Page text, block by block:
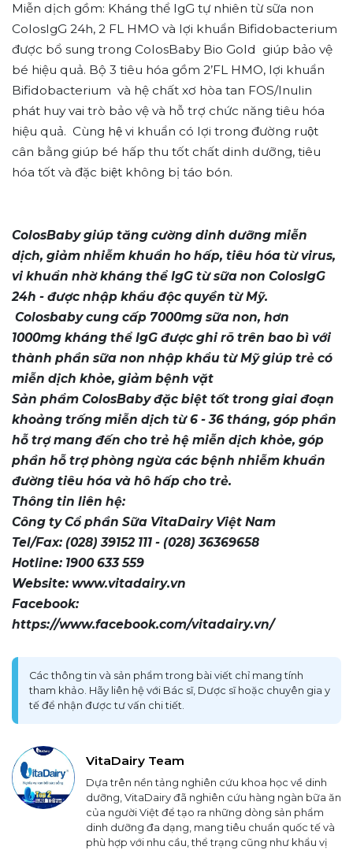
Miễn dịch gồm: Kháng thể IgG tự nhiên từ sữa non
ColosIgG 24h, 2 FL HMO và lợi khuẩn Bifidobacterium
được bổ sung trong ColosBaby Bio Gold giúp bảo vệ
bé hiệu quả. Bộ 3 tiêu hóa gồm 2’FL HMO, lợi khuẩn
Bifidobacterium và hệ chất xơ hòa tan FOS/Inulin
phát huy vai trò bảo vệ và hỗ trợ chức năng tiêu hóa
hiệu quả. Cùng hệ vi khuẩn có lợi trong đường ruột
cân bằng giúp bé hấp thu tốt chất dinh dưỡng, tiêu
hóa tốt và đặc biệt không bị táo bón.
ColosBaby giúp tăng cường dinh dưỡng miễn
dịch, giảm nhiễm khuẩn ho hấp, tiêu hóa từ virus,
vi khuẩn nhờ kháng thể IgG từ sữa non ColosIgG
24h - được nhập khẩu độc quyền từ Mỹ.
Colosbaby cung cấp 7000mg sữa non, hơn
1000mg kháng thể IgG được ghi rõ trên bao bì với
thành phần sữa non nhập khẩu từ Mỹ giúp trẻ có
miễn dịch khỏe, giảm bệnh vặt
Sản phẩm ColosBaby đặc biệt tốt trong giai đoạn
khoảng trống miễn dịch từ 6 - 36 tháng, góp phần
hỗ trợ mang đến cho trẻ hệ miễn dịch khỏe, góp
phần hỗ trợ phòng ngừa các bệnh nhiễm khuẩn
đường tiêu hóa và hô hấp cho trẻ.
Thông tin liên hệ:
Công ty Cổ phần Sữa VitaDairy Việt Nam
Tel/Fax: (028) 39152 111 - (028) 36369658
Hotline: 1900 633 559
Website: www.vitadairy.vn
Facebook:
https://www.facebook.com/vitadairy.vn/
Các thông tin và sản phẩm trong bài viết chỉ mang tính
tham khảo. Hãy liên hệ với Bác sĩ, Dược sĩ hoặc chuyên gia y
tế để nhận được tư vấn chi tiết.
VitaDairy Team
Dựa trên nền tảng nghiên cứu khoa học về dinh
dưỡng, VitaDairy đã nghiên cứu hàng ngàn bữa ăn
của người Việt để tạo ra những dòng sản phẩm
dinh dưỡng đa dạng, mang tiêu chuẩn quốc tế và
phù hợp với nhu cầu, thể trạng cũng như khẩu vị